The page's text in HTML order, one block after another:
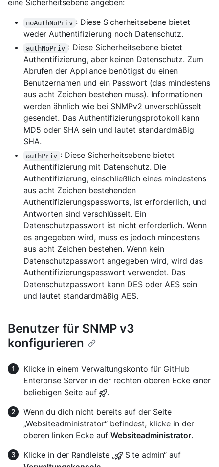
eine Sicherheitsebene angeben:
noAuthNoPriv : Diese Sicherheitsebene bietet
weder Authentifizierung noch Datenschutz.
authNoPriv : Diese Sicherheitsebene bietet
Authentifizierung, aber keinen Datenschutz. Zum
Abrufen der Appliance benötigst du einen
Benutzernamen und ein Passwort (das mindestens
aus acht Zeichen bestehen muss). Informationen
werden ähnlich wie bei SNMPv2 unverschlüsselt
gesendet. Das Authentifizierungsprotokoll kann
MD5 oder SHA sein und lautet standardmäßig
SHA.
authPriv : Diese Sicherheitsebene bietet
Authentifizierung mit Datenschutz. Die
Authentifizierung, einschließlich eines mindestens
aus acht Zeichen bestehenden
Authentifizierungspassworts, ist erforderlich, und
Antworten sind verschlüsselt. Ein
Datenschutzpasswort ist nicht erforderlich. Wenn
es angegeben wird, muss es jedoch mindestens
aus acht Zeichen bestehen. Wenn kein
Datenschutzpasswort angegeben wird, wird das
Authentifizierungspasswort verwendet. Das
Datenschutzpasswort kann DES oder AES sein
und lautet standardmäßig AES.
Benutzer für SNMP v3
konfigurieren
Klicke in einem Verwaltungskonto für GitHub
Enterprise Server in der rechten oberen Ecke einer
beliebigen Seite auf
.
Wenn du dich nicht bereits auf der Seite
„Websiteadministrator“ befindest, klicke in der
oberen linken Ecke auf Websiteadministrator.
Klicke in der Randleiste „
Site admin“ auf